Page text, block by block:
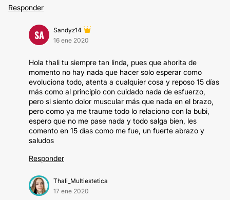
Responder
SA
Sandyz14
16 ene 2020
Hola thali tu siempre tan linda, pues que ahorita de
momento no hay nada que hacer solo esperar como
evoluciona todo, atenta a cualquier cosa y reposo 15 días
más como al principio con cuidado nada de esfuerzo,
pero si siento dolor muscular más que nada en el brazo,
pero como ya me traume todo lo relaciono con la bubi,
espero que no me pase nada y todo salga bien, les
comento en 15 días como me fue, un fuerte abrazo y
saludos
Responder
Thali_Multiestetica
17 ene 2020